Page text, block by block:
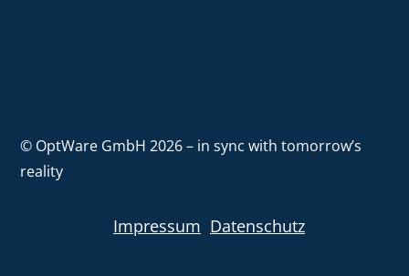
© OptWare GmbH 2026 – in sync with tomorrow’s
reality
Impressum Datenschutz